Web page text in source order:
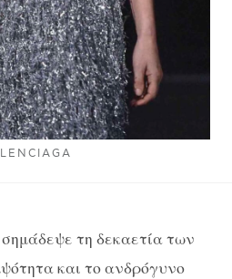
τη δεκαετία των
και το ανδρόγυνο